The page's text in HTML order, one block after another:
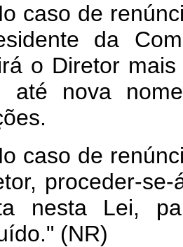
caso de
da
o Diretor
até nova
caso de
proceder-
nesta Lei,
(NR)